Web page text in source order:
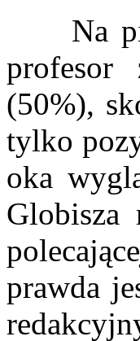
Na
profesor
(50%),
tylko
oka
Globisza
prawda